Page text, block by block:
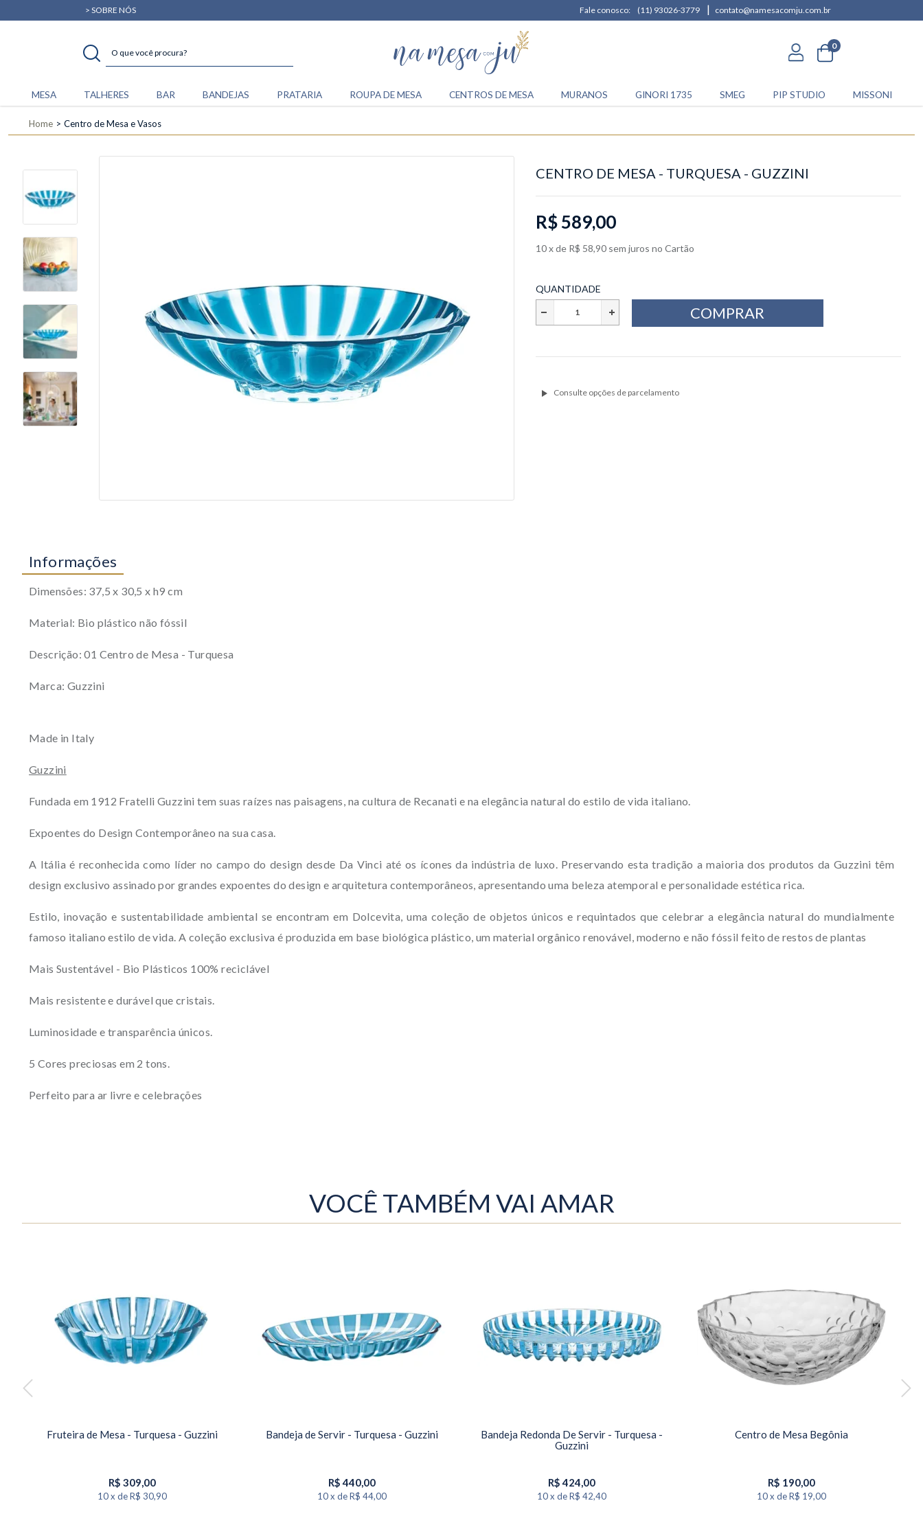
> SOBRE NÓS Fale conosco: (11) 93026-3779 | contato@namesacomju.com.br
0
MESA TALHERES BAR BANDEJAS PRATARIA ROUPA DE MESA CENTROS DE MESA MURANOS GINORI 1735 SMEG PIP STUDIO MISSONI
Home Centro de Mesa e Vasos
CENTRO DE MESA - TURQUESA - GUZZINI
R$ 589,00
10 x de R$ 58,90 sem juros no Cartão
QUANTIDADE
Informações
Dimensões: 37,5 x 30,5 x h9 cm
Material: Bio plástico não fóssil
Descrição: 01 Centro de Mesa - Turquesa
Marca: Guzzini
Made in Italy
Guzzini
Fundada em 1912 Fratelli Guzzini tem suas raízes nas paisagens, na cultura de Recanati e na elegância natural do estilo de vida italiano.
Expoentes do Design Contemporâneo na sua casa.
A Itália é reconhecida como líder no campo do design desde Da Vinci até os ícones da indústria de luxo. Preservando esta tradição a maioria dos produtos da Guzzini têm
design exclusivo assinado por grandes expoentes do design e arquitetura contemporâneos, apresentando uma beleza atemporal e personalidade estética rica.
Estilo, inovação e sustentabilidade ambiental se encontram em Dolcevita, uma coleção de objetos únicos e requintados que celebrar a elegância natural do mundialmente
famoso italiano estilo de vida. A coleção exclusiva é produzida em base biológica plástico, um material orgânico renovável, moderno e não fóssil feito de restos de plantas
Mais Sustentável - Bio Plásticos 100% reciclável
Mais resistente e durável que cristais.
Luminosidade e transparência únicos.
5 Cores preciosas em 2 tons.
Perfeito para ar livre e celebrações
VOCÊ TAMBÉM VAI AMAR
Fruteira de Mesa - Turquesa - Guzzini
R$ 309,00
10 x de R$ 30,90
Bandeja de Servir - Turquesa - Guzzini
R$440,00
10 x de R$ 44,00
Bandeja Redonda De Servir - Turquesa -
Guzzini
R$424,00
10 x de R$ 42,40
Centro de Mesa Begônia
R$ 190,00
10 x de R$ 19,00